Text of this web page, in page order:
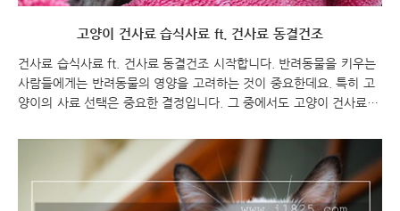
고양이 건사료 습식사료 ft. 건사료 동결건조
건사료 습식사료 ft. 건사료 동결건조 시작합니다. 반려동물을 키우는
사람들에게는 반려동물의 영양을 고려하는 것이 중요한데요. 특히 고
양이의 사료 선택은 중요한 결정입니다. 그 중에서도 고양이 건사료 습
료 중에서도 동결건조 방식이 주목을 받고 있는데요. 이번 포스팅에서
는 건사료와 습식사료, 그리고 건사료 동결건조의 장단점과 차이점에
대해 알아보겠습니다. 고양이의 건강과 영양을 위해 최적의 사료 선택
을 찾아보세요! 고양이 건사료 습식사료 ft. 건사료 동결건조 고양이